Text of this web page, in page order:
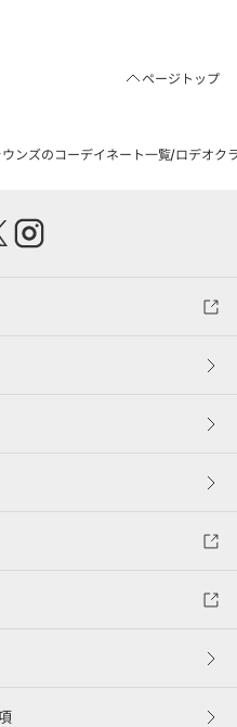
ページトップ
ンズのコーデイネート一覧 ロデオク